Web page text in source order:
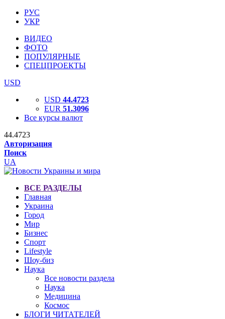
РУС
УКР
ВИДЕО
ФОТО
ПОПУЛЯРНЫЕ
СПЕЦПРОЕКТЫ
USD
USD 44.4723
EUR 51.3096
Все курсы валют
44.4723
Авторизация
Поиск
UA
ВСЕ РАЗДЕЛЫ
Главная
Украина
Город
Мир
Бизнес
Спорт
Lifestyle
Шоу-биз
Наука
Все новости раздела
Наука
Медицина
Космос
БЛОГИ ЧИТАТЕЛЕЙ